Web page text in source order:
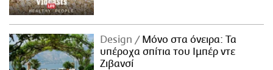
Design
Μόνο στα όνειρα: Τα
υπέροχα σπίτια του Ιμπέρ ντε
Ζιβανσί